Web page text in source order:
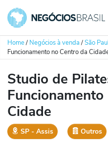
Home/ Negócios à venda/São
Funcionamento no Centro da
Studio de
Cidade
SP ‐ Assis Outros